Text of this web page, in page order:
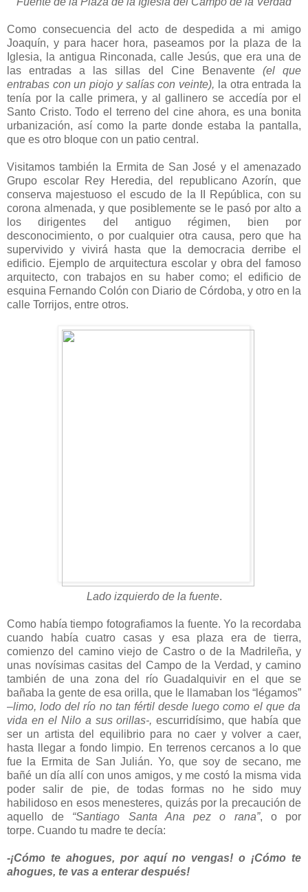
Como consecuencia del acto de despedida a mi amigo
Joaquín, y para hacer hora, paseamos por la plaza de la
Iglesia, la antigua Rinconada, calle Jesús, que era una de
las entradas a las sillas del Cine Benavente (el que
entrabas con un piojo y salías con veinte), la otra entrada la
tenía por la calle primera, y al gallinero se accedía por el
Santo Cristo. Todo el terreno del cine ahora, es una bonita
urbanización, así como la parte donde estaba la pantalla,
que es otro bloque con un patio central.
Visitamos también la Ermita de San José y el amenazado
Grupo escolar Rey Heredia, del republicano Azorín, que
conserva majestuoso el escudo de la II República, con su
corona almenada, y que posiblemente se le pasó por alto a
los dirigentes del antiguo régimen, bien por
desconocimiento, o por cualquier otra causa, pero que ha
supervivido y vivirá hasta que la democracia derribe el
edificio. Ejemplo de arquitectura escolar y obra del famoso
arquitecto, con trabajos en su haber como; el edificio de
esquina Fernando Colón con Diario de Córdoba, y otro en la
calle Torrijos, entre otros.
Lado izquierdo de la fuente.
Como había tiempo fotografiamos la fuente. Yo la recordaba
cuando había cuatro casas y esa plaza era de tierra,
comienzo del camino viejo de Castro o de la Madrileña, y
unas novísimas casitas del Campo de la Verdad, y camino
también de una zona del río Guadalquivir en el que se
bañaba la gente de esa orilla, que le llamaban los “légamos”
–limo, lodo del río no tan fértil desde luego como el que da
vida en el Nilo a sus orillas-, escurridísimo, que había que
ser un artista del equilibrio para no caer y volver a caer,
hasta llegar a fondo limpio. En terrenos cercanos a lo que
fue la Ermita de San Julián. Yo, que soy de secano, me
bañé un día allí con unos amigos, y me costó la misma vida
poder salir de pie, de todas formas no he sido muy
habilidoso en esos menesteres, quizás por la precaución de
aquello de “Santiago Santa Ana pez o rana”, o por
torpe. Cuando tu madre te decía:
-¡Cómo te ahogues, por aquí no vengas! o ¡Cómo te
ahogues, te vas a enterar después!